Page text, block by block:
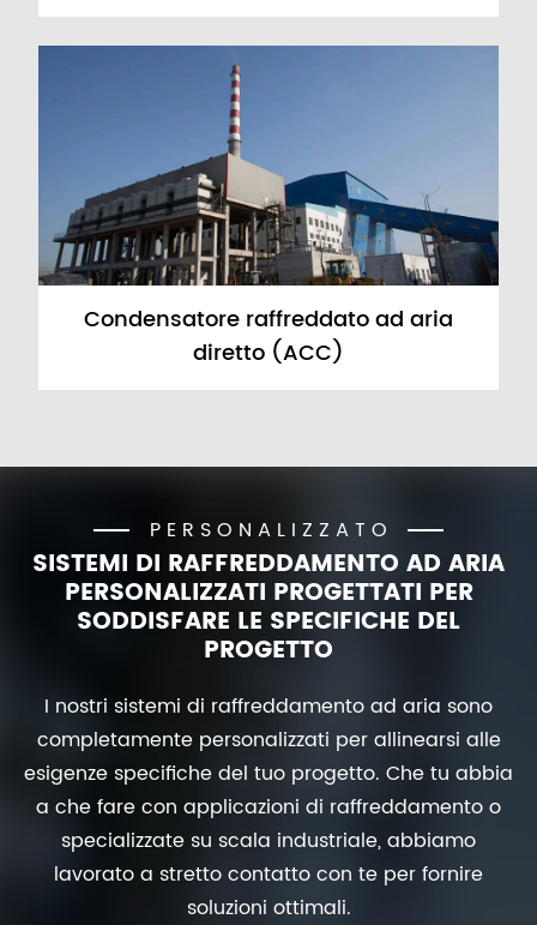
Condensatore raffreddato ad aria
diretto (ACC)
PERSONALIZZATO
SISTEMI DI RAFFREDDAMENTO AD ARIA
PERSONALIZZATI PROGETTATI PER
SODDISFARE LE SPECIFICHE DEL
PROGETTO
I nostri sistemi di raffreddamento ad aria sono
completamente personalizzati per allinearsi alle
esigenze specifiche del tuo progetto. Che tu abbia
a che fare con applicazioni di raffreddamento o
specializzate su scala industriale, abbiamo
lavorato a stretto contatto con te per fornire
soluzioni ottimali.